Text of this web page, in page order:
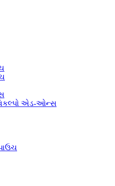
એડ-ઓન્સ